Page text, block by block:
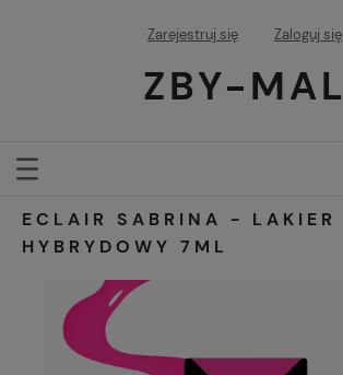
Zarejestruj się Zaloguj się
ZBY-MAL
ECLAIR SABRINA - LAKIER
HYBRYDOWY 7ML